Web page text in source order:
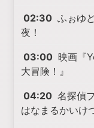
02:30 ふぉゆ
夜！
03:00 映画『
大冒険！』
04:20 名探偵
はなまるかいけ